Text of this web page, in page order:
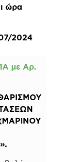
ώρα
2024
με Αρ.